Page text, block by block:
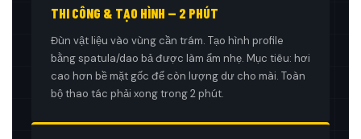
THI CÔNG & TẠO HÌNH — 2 PHÚT
Đùn vật liệu vào vùng cần trám. Tạo hình profile
bằng spatula/dao bả được làm ẩm nhẹ. Mục tiêu: hơi
cao hơn bề mặt gốc để còn lượng dư cho mài. Toàn
bộ thao tác phải xong trong 2 phút.